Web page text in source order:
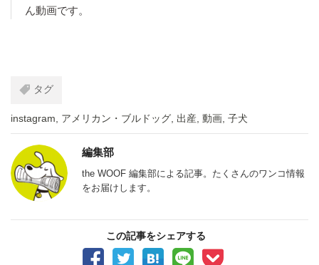
ん動画です。
タグ
instagram, アメリカン・ブルドッグ, 出産, 動画, 子犬
編集部
the WOOF 編集部による記事。たくさんのワンコ情報
をお届けします。
この記事をシェアする